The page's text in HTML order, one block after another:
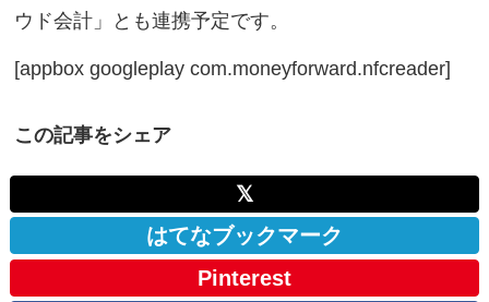
ウド会計」とも連携予定です。
[appbox googleplay com.moneyforward.nfcreader]
この記事をシェア
𝕏
はてなブックマーク
Pinterest